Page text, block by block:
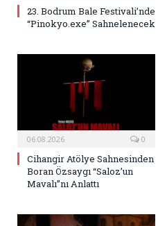
23. Bodrum Bale Festivali’nde
“Pinokyo.exe” Sahnelenecek
06.08.2026 0
Cihangir Atölye Sahnesinden
Boran Özsaygı “Saloz’un
Mavalı”nı Anlattı